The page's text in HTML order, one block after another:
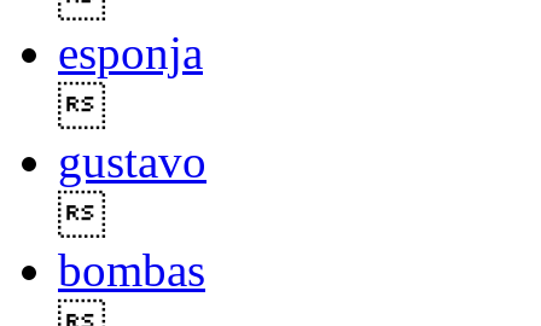
esponja
gustavo
bombas